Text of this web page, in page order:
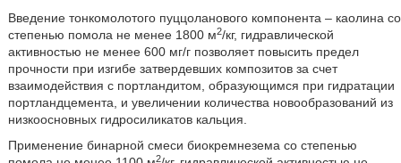
Введение тонкомолотого пуццоланового компонента – каолина со
степенью помола не менее 1800 м2/кг, гидравлической
активностью не менее 600 мг/г позволяет повысить предел
прочности при изгибе затвердевших композитов за счет
взаимодействия с портландитом, образующимся при гидратации
портландцемента, и увеличении количества новообразований из
низкоосновных гидросиликатов кальция.
Применение бинарной смеси биокремнезема со степенью
2